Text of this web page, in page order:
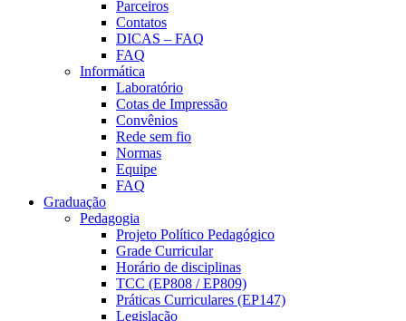
Parceiros
Contatos
DICAS – FAQ
FAQ
Informática
Laboratório
Cotas de Impressão
Convênios
Rede sem fio
Normas
Equipe
FAQ
Graduação
Pedagogia
Projeto Político Pedagógico
Grade Curricular
Horário de disciplinas
TCC (EP808 / EP809)
Práticas Curriculares (EP147)
Legislação